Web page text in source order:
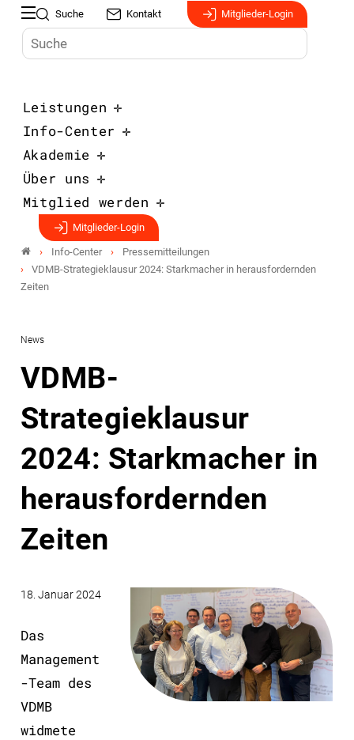
Suche Kontakt Mitglieder-Login
Leistungen
Info-Center
Akademie
Über uns
Mitglied werden
Mitglieder-Login
Info-Center
Pressemitteilungen
VDMB-Strategieklausur 2024: Starkmacher in herausfordernden
Zeiten
News
VDMB-
Strategieklausur
2024: Starkmacher in
herausfordernden
Zeiten
18. Januar 2024
Das
Management
-Team des
VDMB
widmete